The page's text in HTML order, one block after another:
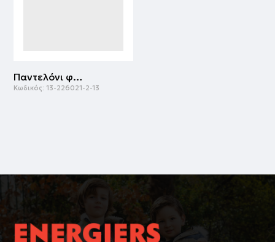
Παντελόνι φόρμας | ΜΑΥΡΟ
Κωδικός: 13-226021-2-13